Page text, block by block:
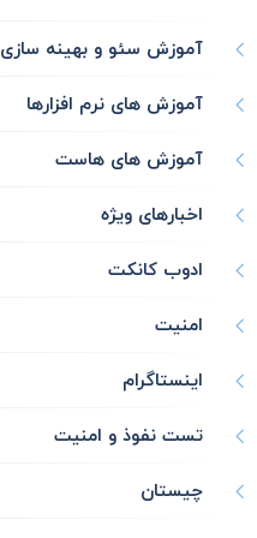
آموزش سئو و بهینه سازی
آموزش های نرم افزارها
آموزش های هاست
اخبارهای ویژه
ادوب کانکت
امنیت
اینستاگرام
تست نفوذ و امنیت
چیستان